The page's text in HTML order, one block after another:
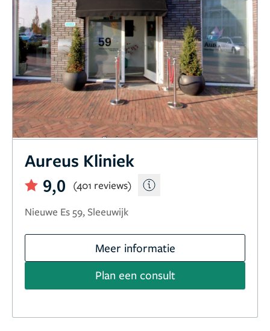
Aureus Kliniek
9,0
(401 reviews)
Nieuwe Es 59, Sleeuwijk
Meer informatie
Plan een consult